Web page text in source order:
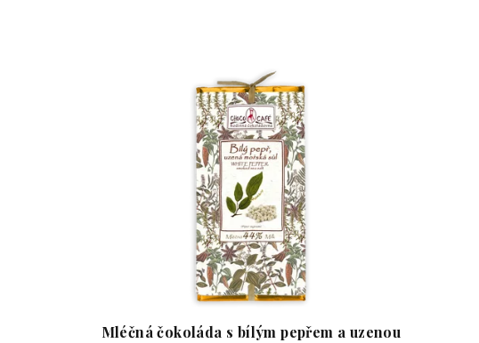
Mléčná čokoláda s bílým pepřem a uzenou